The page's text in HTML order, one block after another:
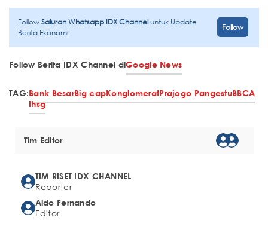
FollowSaluran Whatsapp IDX Channeluntuk Update
Berita Ekonomi
Follow
Follow Berita IDX Channel diGoogle News
TAG:Bank BesarBig capKonglomeratPrajogo PangestuBBCA
Ihsg
Tim Editor
TIM RISET IDX CHANNEL
Reporter
Aldo Fernando
Editor